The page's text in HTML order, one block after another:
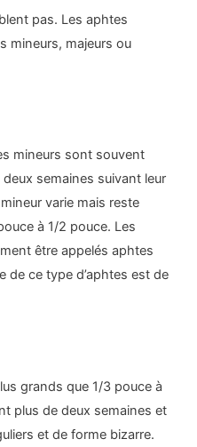
pas. Les aphtes
mineurs, majeurs ou
mineurs sont souvent
semaines suivant leur
varie mais reste
à 1/2 pouce. Les
être appelés aphtes
de ce type d’aphtes est de
grands que 1/3 pouce à
plus de deux semaines et
et de forme bizarre.